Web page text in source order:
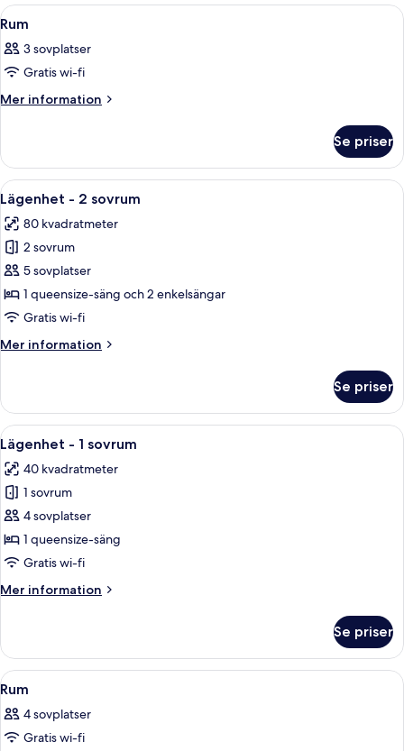
rum
Öppna
alla
foton
för
Rum
En snyggt bäddad säng med vita
11
Rum
3 sovplatser
Gratis wi-fi
Mer information
Mer
Se priser
Öppna
alla
foton
för
Lägenhet
-
2
Ett hotellrum med två sängar, utsikt
9
Lägenhet - 2 sovrum
80 kvadratmeter
2 sovrum
5 sovplatser
1 queensize-säng och 2 enkelsängar
Gratis wi-fi
Mer information
Mer
-
sovrum
Se priser
Öppna
alla
foton
för
Lägenhet
-
1
Ett modernt vardagsrum med en
10
Lägenhet - 1 sovrum
40 kvadratmeter
1 sovrum
4 sovplatser
1 queensize-säng
Gratis wi-fi
Mer information
Mer
-
sovrum
Se priser
Öppna
alla
foton
för
Ett hotellrum med en stor säng, två
14
Rum
4 sovplatser
Gratis wi-fi